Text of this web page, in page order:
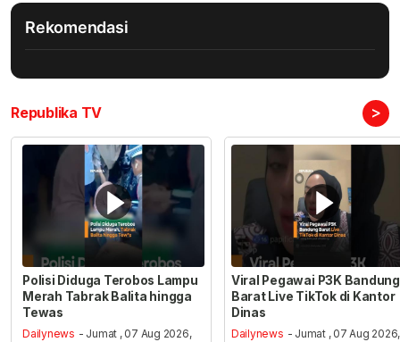
Rekomendasi
Republika TV >
Polisi Diduga Terobos Lampu
Merah Tabrak Balita hingga
Tewas
Dailynews - Jumat , 07 Aug 2026,
Viral Pegawai P3K Bandung
Barat Live TikTok di Kantor
Dinas
Dailynews - Jumat , 07 Aug 2026,